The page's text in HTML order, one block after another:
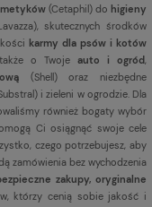
(Cetaphil) do higieny
skutecznych środków
karmy dla psów i kotów
także o Twojeauto i ogród,
(Shell) oraz niezbędne
i zieleni w ogrodzie. Dla
również bogaty wybór
Ci osiągnąć swoje cele
czego potrzebujesz, aby
zamówienia bez wychodzenia
zakupy, oryginalne
którzy cenią sobie jakość i